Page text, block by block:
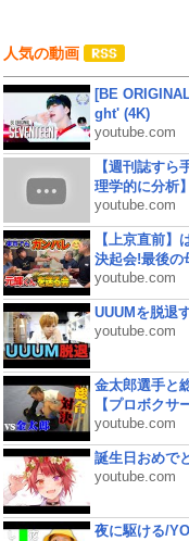
人気の動画
[BE
ght' (4K)
youtube.com
【週刊誌すら
理学的に分析】
youtube.com
【上京直前】
決起会!最後の
youtube.com
UUUMを脱退
youtube.com
金太郎選手と
【プロボクサ
youtube.com
誕生日おめで
youtube.com
夜に駆ける/